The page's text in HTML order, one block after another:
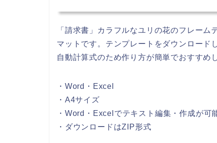
「請求書」カラフルなユリの花のフレー
マットです。テンプレートをダウンロー
自動計算式のため作り方が簡単でおすすめ
・Word・Excel
・A4サイズ
・Word・Excelでテキスト編集・作成が可
・ダウンロードはZIP形式